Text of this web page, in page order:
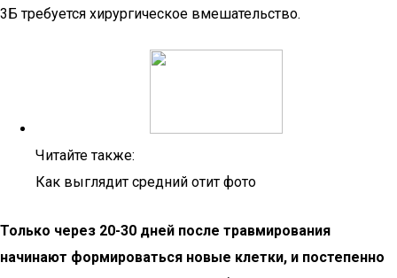
3Б требуется хирургическое вмешательство.
Читайте также:
Как выглядит средний отит фото
Только через 20-30 дней после травмирования
начинают формироваться новые клетки, и постепенно